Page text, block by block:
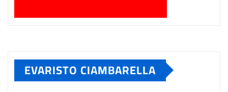
EVARISTO CIAMBARELLA